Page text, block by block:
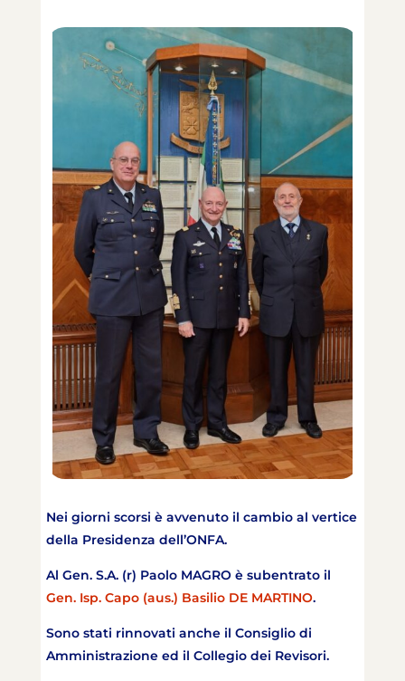
Nei giorni scorsi è avvenuto il cambio al vertice
della Presidenza dell’ONFA.
Al Gen. S.A. (r) Paolo MAGRO è subentrato il
Gen. Isp. Capo (aus.) Basilio DE MARTINO.
Sono stati rinnovati anche il Consiglio di
Amministrazione ed il Collegio dei Revisori.